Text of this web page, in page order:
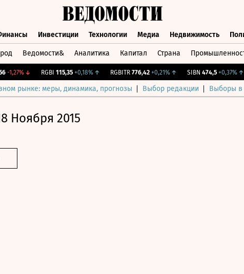
Инвестиции Технологии Медиа Недвижимость
Ведомости& Аналитика Капитал Страна
↓ RGBI 115,35 +0,18% ↑ RGBITR 776,42 +0,21%↑ SIBN 474,5 +0,37%↑
рынке: меры, динамика, прогнозы Выбор редакции Выборы в
Ноября 2015